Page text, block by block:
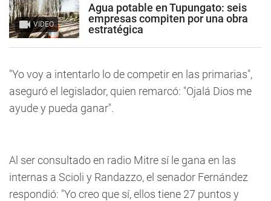
VIDEO
Agua potable en Tupungato: seis
empresas compiten por una obra
estratégica
"Yo voy a intentarlo lo de competir en las primarias",
aseguró el legislador, quien remarcó: "Ojalá Dios me
ayude y pueda ganar".
Al ser consultado en radio Mitre sí le gana en las
internas a Scioli y Randazzo, el senador Fernández
respondió: "Yo creo que sí, ellos tiene 27 puntos y